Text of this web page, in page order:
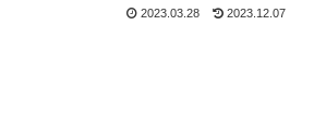
2023.03.28 2023.12.07